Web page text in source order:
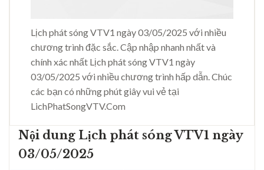
Lịch phát sóng VTV1 ngày 03/05/2025 với nhiều
chương trình đặc sắc. Cập nhập nhanh nhất và
chính xác nhất Lịch phát sóng VTV1 ngày
03/05/2025 với nhiều chương trình hấp dẫn. Chúc
các bạn có những phút giây vui vẻ tại
LichPhatSongVTV.Com
Nội dung Lịch phát sóng VTV1 ngày
03/05/2025